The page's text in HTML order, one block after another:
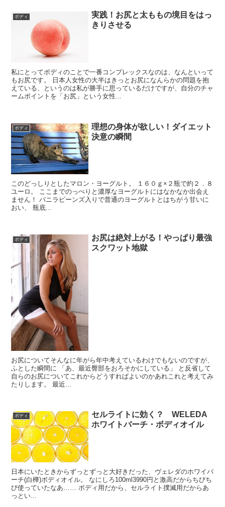
ボディ
実践！お尻と太ももの境目をはっ
きりさせる
私にとってボディのことで一番コンプレックスなのは、なんといって
もお尻です。 日本人女性の大半はきっとお尻になんらかの問題を抱
えている、というのは私が勝手に思っているだけですが、自分のチャ
ームポイントを「お尻」という女性...
ボディ
理想の身体が欲しい！ダイエット
決意の瞬間
このどっしりとしたマロン・ヨーグルト。 １６０ｇ×２瓶で約２．８
ユーロ。 ここまでのっぺりと濃厚なヨーグルトにはなかなか出会え
ません！ バニラビーンズ入りで普通のヨーグルトとはちがう甘いに
おい、 瓶底...
ボディ
お尻は絶対上がる！やっぱり最強
スクワット地獄
お尻についてそんなに年がら年中考えているわけでもないのですが、
ふとした瞬間に 「あ、最近臀部をおろそかにしている」 と反省して
自らのお尻についてこれからどうすればよいのかあれこれと考えてみ
たりします。 最近...
ボディ
セルライトに効く？ WELEDA
ホワイトバーチ・ボディオイル
日本にいたときからずっとずっと大好きだった、ヴェレダのホワイバ
ーチ(白樺)ボディオイル。 なにしろ100ml3990円と激高だからちびち
び使っていたなあ…… ボディ用だから、セルライト撲滅用だからあ
っとい...